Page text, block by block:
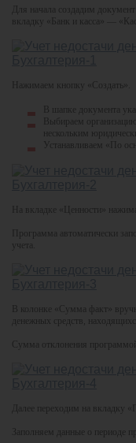
Для начала создадим
вкладку «Банк и касса» —
Нажимаем кнопку «Создать».
В шапке документа
Выбираем
нескольким
Устанавливаем «По
На вкладке «Ценности»
Программа автоматически
учета.
В колонке «Сумма факт»
денежных средств,
Сумма отклонения программой
Далее переходим на вкладку
Заполняем данные о периоде